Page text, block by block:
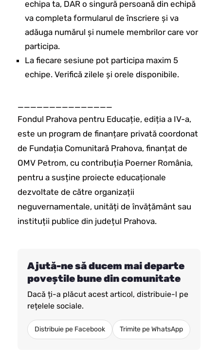
echipa ta, DAR o singură persoană din echipă
va completa formularul de înscriere și va
adăuga numărul și numele membrilor care vor
participa.
La fiecare sesiune pot participa maxim 5
echipe. Verifică zilele și orele disponibile.
_______________
Fondul Prahova pentru Educație, ediția a IV-a,
este un program de finanțare privată coordonat
de Fundația Comunitară Prahova, finanțat de
OMV Petrom, cu contribuția Poerner România,
pentru a susține proiecte educaționale
dezvoltate de către organizații
neguvernamentale, unități de învățământ sau
instituții publice din județul Prahova.
Ajută-ne să ducem mai departe
poveștile bune din comunitate
Dacă ți-a plăcut acest articol, distribuie-l pe
rețelele sociale.
Distribuie pe Facebook Trimite pe WhatsApp